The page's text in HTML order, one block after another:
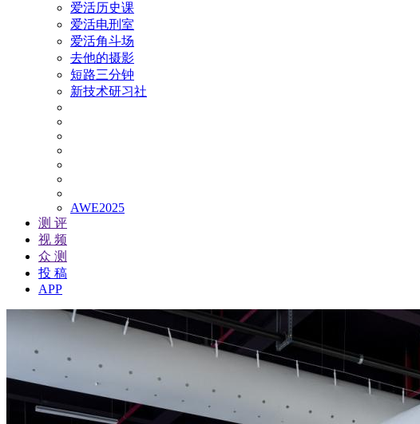
爱活历史课
爱活电刑室
爱活角斗场
去他的摄影
短路三分钟
新技术研习社
AWE2025
测 评
视 频
众 测
投 稿
APP